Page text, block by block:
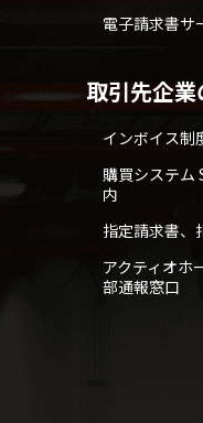
電子請求書サ
取引先企
インボイス制
購買システム
内
指定請求書、
アクティオ
部通報窓口